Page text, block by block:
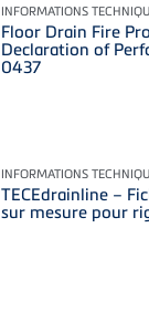
INFORMATIONS
Floor Drain Fire
Declaration of
0437
INFORMATIONS
TECEdrainline –
sur mesure pour